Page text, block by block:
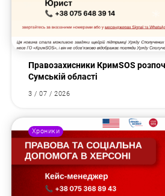
Правозахисники КримSOS
Сумській області
3 / 07 / 2026
Хроники